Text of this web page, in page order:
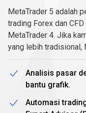
5
MetaTrader 5
MetaTrader 5 adalah
trading Forex dan
MetaTrader 4. Jika
yang lebih tradisional,
Analisis pasar
bantu grafik.
Automasi